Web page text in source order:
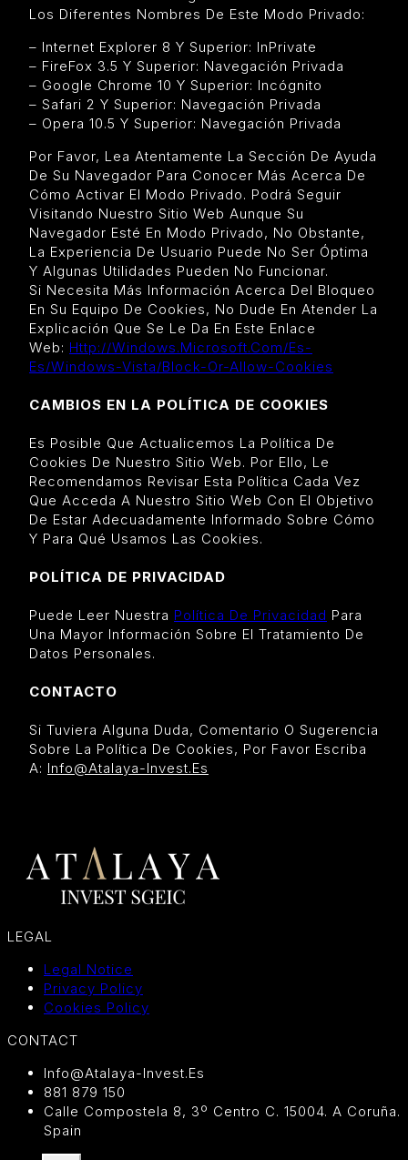
Los Diferentes Nombres De Este Modo Privado:
– Internet Explorer 8 Y Superior: InPrivate
– FireFox 3.5 Y Superior: Navegación Privada
– Google Chrome 10 Y Superior: Incógnito
– Safari 2 Y Superior: Navegación Privada
– Opera 10.5 Y Superior: Navegación Privada
Por Favor, Lea Atentamente La Sección De Ayuda
De Su Navegador Para Conocer Más Acerca De
Cómo Activar El Modo Privado. Podrá Seguir
Visitando Nuestro Sitio Web Aunque Su
Navegador Esté En Modo Privado, No Obstante,
La Experiencia De Usuario Puede No Ser Óptima
Y Algunas Utilidades Pueden No Funcionar.
Si Necesita Más Información Acerca Del Bloqueo
En Su Equipo De Cookies, No Dude En Atender La
Explicación Que Se Le Da En Este Enlace
Web: Http://windows.microsoft.com/es-
Es/windows-Vista/block-Or-Allow-Cookies
CAMBIOS EN LA POLÍTICA DE COOKIES
Es Posible Que Actualicemos La Política De
Cookies De Nuestro Sitio Web. Por Ello, Le
Recomendamos Revisar Esta Política Cada Vez
Que Acceda A Nuestro Sitio Web Con El Objetivo
De Estar Adecuadamente Informado Sobre Cómo
Y Para Qué Usamos Las Cookies.
POLÍTICA DE PRIVACIDAD
Puede Leer Nuestra Política De Privacidad Para
Una Mayor Información Sobre El Tratamiento De
Datos Personales.
CONTACTO
Si Tuviera Alguna Duda, Comentario O Sugerencia
Sobre La Política De Cookies, Por Favor Escriba
A: Info@atalaya-Invest.es
LEGAL
Legal Notice
Privacy Policy
Cookies Policy
CONTACT
Info@atalaya-Invest.es
881 879 150
Calle Compostela 8, 3º Centro C. 15004. A Coruña.
Spain